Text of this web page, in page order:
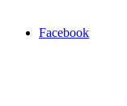
Facebook